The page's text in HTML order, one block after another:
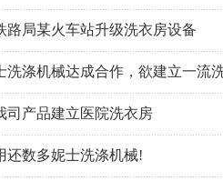
路局某火车站升级洗衣房设备
洗涤机械达成合作，欲建立一流
司产品建立医院洗衣房
还数多妮士洗涤机械!